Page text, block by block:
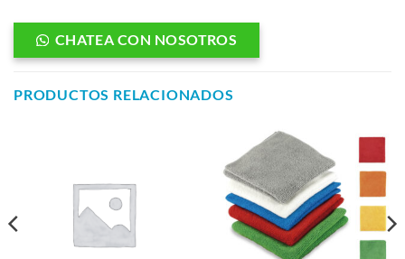
CHATEA CON NOSOTROS
PRODUCTOS RELACIONADOS